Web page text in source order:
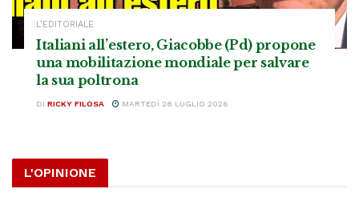
L’EDITORIALE
Italiani all’estero, Giacobbe (Pd) propone
una mobilitazione mondiale per salvare
la sua poltrona
DI RICKY FILOSA MARTEDÌ 28 LUGLIO 2026
L'OPINIONE